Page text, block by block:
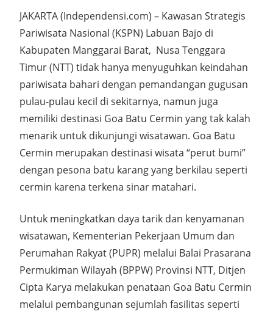
JAKARTA (Independensi.com) – Kawasan Strategis
Pariwisata Nasional (KSPN) Labuan Bajo di
Kabupaten Manggarai Barat, Nusa Tenggara
Timur (NTT) tidak hanya menyuguhkan keindahan
pariwisata bahari dengan pemandangan gugusan
pulau-pulau kecil di sekitarnya, namun juga
memiliki destinasi Goa Batu Cermin yang tak kalah
menarik untuk dikunjungi wisatawan. Goa Batu
Cermin merupakan destinasi wisata “perut bumi”
dengan pesona batu karang yang berkilau seperti
cermin karena terkena sinar matahari.
Untuk meningkatkan daya tarik dan kenyamanan
wisatawan, Kementerian Pekerjaan Umum dan
Perumahan Rakyat (PUPR) melalui Balai Prasarana
Permukiman Wilayah (BPPW) Provinsi NTT, Ditjen
Cipta Karya melakukan penataan Goa Batu Cermin
melalui pembangunan sejumlah fasilitas seperti